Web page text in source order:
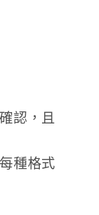
認，且
種格式